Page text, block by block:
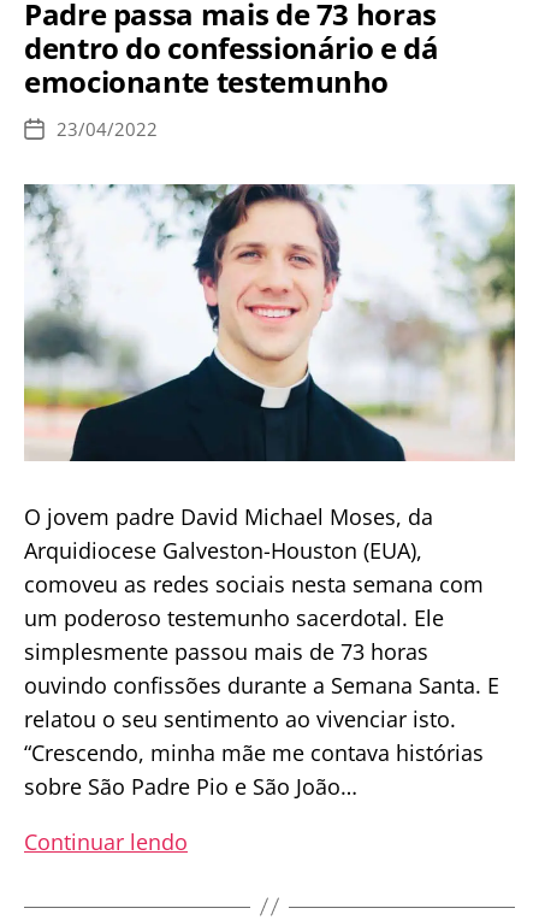
de
seguidores
a
terço
Padre passa mais de 73 horas
dentro do confessionário e dá
emocionante testemunho
Data
publicação
23/04/2022
O jovem padre David Michael Moses, da
Arquidiocese Galveston-Houston (EUA),
comoveu as redes sociais nesta semana com
um poderoso testemunho sacerdotal. Ele
simplesmente passou mais de 73 horas
ouvindo confissões durante a Semana Santa. E
relatou o seu sentimento ao vivenciar isto.
“Crescendo, minha mãe me contava histórias
sobre São Padre Pio e São João…
Continuar lendo
mais